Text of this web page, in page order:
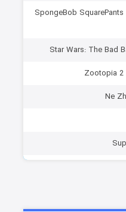
دانلود فصل پانزدهم باب اسفنجی SpongeBob SquarePants